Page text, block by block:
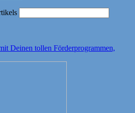
Deinen tollen Förderprogrammen,